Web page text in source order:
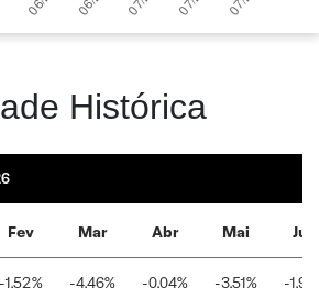
Histórica
Fev Mar Abr Mai Jun
-1,52% -4,46% -0,04% -3,51% -